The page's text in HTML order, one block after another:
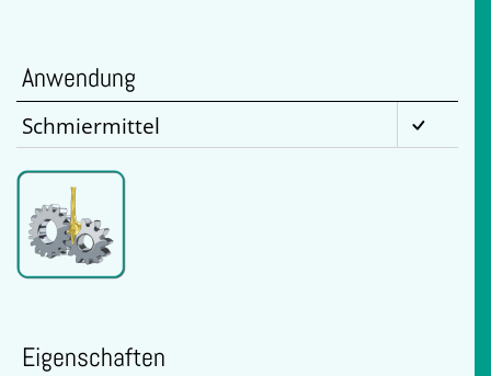
Anwendung
Schmiermittel
Eigenschaften